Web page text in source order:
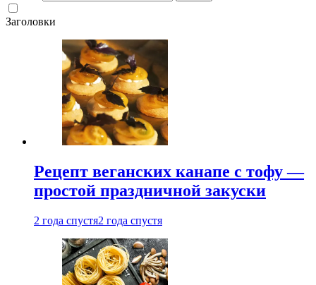
Заголовки
Рецепт веганских канапе с тофу —
простой праздничной закуски
2 года спустя2 года спустя